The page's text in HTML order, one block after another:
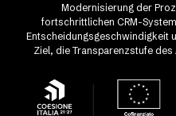
Modernisierung der
fortschrittlichen CRM-
Entscheidungsgeschwindigkeit
Ziel, die Transparenzstufe